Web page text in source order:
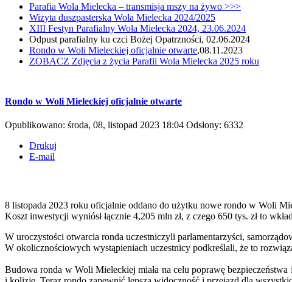
Parafia Wola Mielecka – transmisja mszy na żywo >>>
Wizyta duszpasterska Wola Mielecka 2024/2025
XIII Festyn Parafialny Wola Mielecka 2024, 23.06.2024
Odpust parafialny ku czci Bożej Opatrzności, 02.06.2024
Rondo w Woli Mieleckiej oficjalnie otwarte,08.11.2023
ZOBACZ Zdjęcia z życia Parafii Wola Mielecka 2025 roku
Rondo w Woli Mieleckiej oficjalnie otwarte
Opublikowano: środa, 08, listopad 2023 18:04 Odsłony: 6332
Drukuj
E-mail
8 listopada 2023 roku oficjalnie oddano do użytku nowe rondo w Woli
Koszt inwestycji wyniósł łącznie 4,205 mln zł, z czego 650 tys. zł to
W uroczystości otwarcia ronda uczestniczyli parlamentarzyści,
W okolicznościowych wystąpieniach uczestnicy podkreślali, że to
Budowa ronda w Woli Mieleckiej miała na celu poprawę